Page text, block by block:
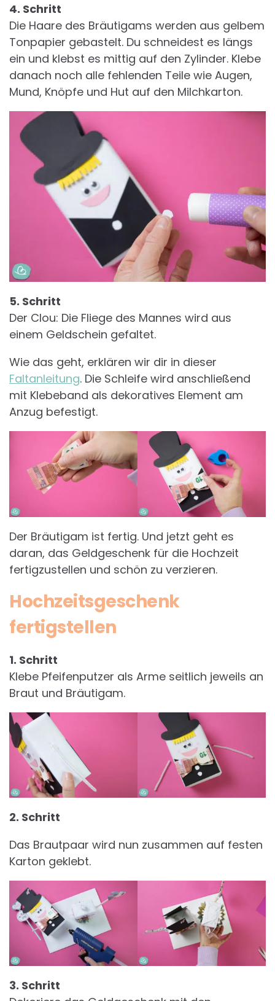
4. Schritt
Die Haare des Bräutigams werden aus gelbem
Tonpapier gebastelt. Du schneidest es längs
ein und klebst es mittig auf den Zylinder. Klebe
danach noch alle fehlenden Teile wie Augen,
Mund, Knöpfe und Hut auf den Milchkarton.
5. Schritt
Der Clou: Die Fliege des Mannes wird aus
einem Geldschein gefaltet.
Wie das geht, erklären wir dir in dieser
Faltanleitung. Die Schleife wird anschließend
mit Klebeband als dekoratives Element am
Anzug befestigt.
Der Bräutigam ist fertig. Und jetzt geht es
daran, das Geldgeschenk für die Hochzeit
fertigzustellen und schön zu verzieren.
Hochzeitsgeschenk
fertigstellen
1. Schritt
Klebe Pfeifenputzer als Arme seitlich jeweils an
Braut und Bräutigam.
2. Schritt
Das Brautpaar wird nun zusammen auf festen
Karton geklebt.
3. Schritt